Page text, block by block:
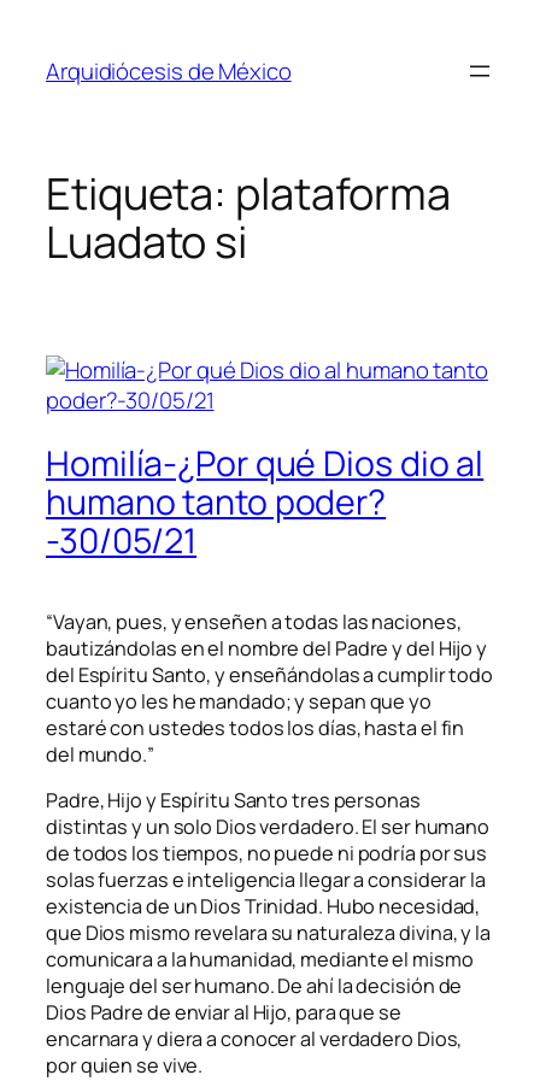
contenido
Arquidiócesis de México
Etiqueta: plataforma
Luadato si
Homilía-¿Por qué Dios dio al
humano tanto poder?
-30/05/21
“Vayan, pues, y enseñen a todas las naciones,
bautizándolas en el nombre del Padre y del Hijo y
del Espíritu Santo, y enseñándolas a cumplir todo
cuanto yo les he mandado; y sepan que yo
estaré con ustedes todos los días, hasta el fin
del mundo.”
Padre, Hijo y Espíritu Santo tres personas
distintas y un solo Dios verdadero. El ser humano
de todos los tiempos, no puede ni podría por sus
solas fuerzas e inteligencia llegar a considerar la
existencia de un Dios Trinidad. Hubo necesidad,
que Dios mismo revelara su naturaleza divina, y la
comunicara a la humanidad, mediante el mismo
lenguaje del ser humano. De ahí la decisión de
Dios Padre de enviar al Hijo, para que se
encarnara y diera a conocer al verdadero Dios,
por quien se vive.